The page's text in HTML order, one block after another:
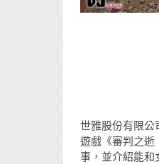
世雅股份有限公
遊戲《審判之逝
事，並介紹能和